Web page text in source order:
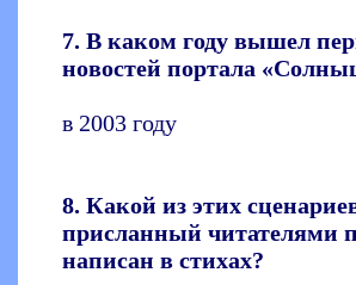
7. В каком году вышел
новостей портала
в 2003 году
8. Какой из этих
присланный читателями
написан в стихах?